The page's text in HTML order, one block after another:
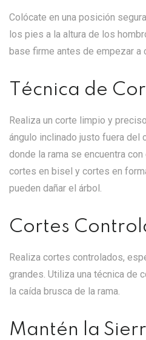
Colócate en una posición
los pies a la altura de los
base firme antes de empezar a
Técnica de
Realiza un corte limpio y
ángulo inclinado justo fuera del
donde la rama se encuentra
cortes en bisel y cortes en
pueden dañar el árbol.
Cortes
Realiza cortes controlados,
grandes. Utiliza una técnica de
la caída brusca de la rama.
Mantén la